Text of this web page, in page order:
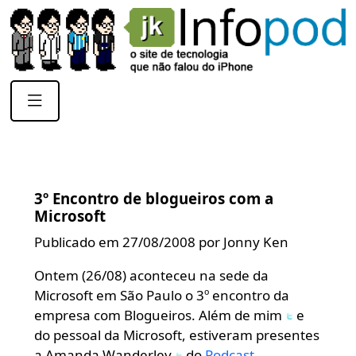
3º Encontro de blogueiros com a
Microsoft
Publicado em 27/08/2008 por Jonny Ken
Ontem (26/08) aconteceu na sede da
Microsoft em São Paulo o 3º encontro da
empresa com Blogueiros. Além de mim
e
do pessoal da Microsoft, estiveram presentes